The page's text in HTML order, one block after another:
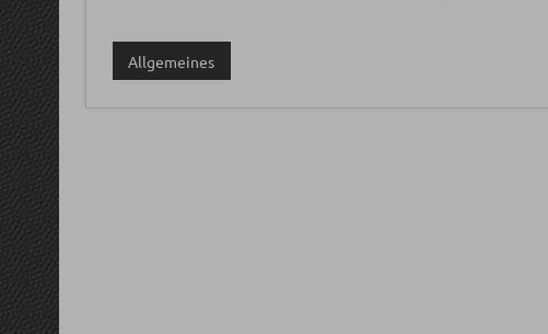
Allgemeines